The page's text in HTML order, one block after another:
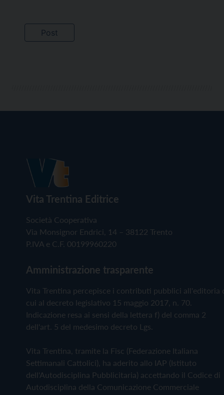
Vita Trentina Editrice
Società Cooperativa
Via Monsignor Endrici, 14 – 38122 Trento
P.IVA e C.F. 00199960220
Amministrazione trasparente
Vita Trentina percepisce i contributi pubblici all'editoria
cui al decreto legislativo 15 maggio 2017, n. 70.
Indicazione resa ai sensi della lettera f) del comma 2
dell'art. 5 del medesimo decreto Lgs.
Vita Trentina, tramite la Fisc (Federazione Italiana
Settimanali Cattolici), ha aderito allo IAP (Istituto
dell'Autodisciplina Pubblicitaria) accettando il Codice di
Autodisciplina della Comunicazione Commerciale